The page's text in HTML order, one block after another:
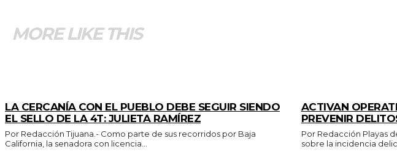
MORE LIKE THIS
LA CERCANÍA CON EL PUEBLO DEBE SEGUIR SIENDO
EL SELLO DE LA 4T: JULIETA RAMÍREZ
Por Redacción Tijuana.- Como parte de sus recorridos por Baja
California, la senadora con licencia...
ACTIVAN
PREVENIR
Por Redacción Playas de Rosarito.- Tras realizar un análisis detallado
sobre la incidencia